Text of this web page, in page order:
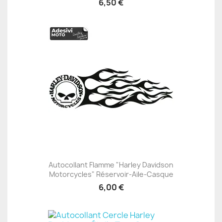
6,50 €
Autocollant Flamme "Harley Davidson
Motorcycles" Réservoir-Aile-Casque
6,00 €